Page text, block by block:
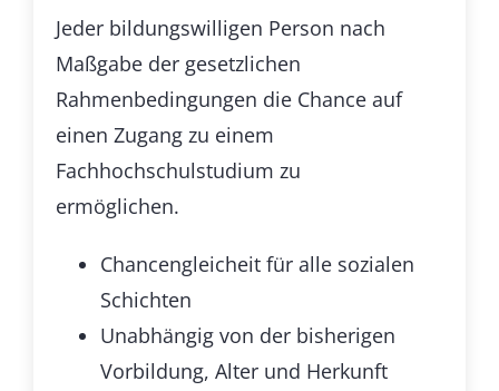
Jeder bildungswilligen Person nach
Maßgabe der gesetzlichen
Rahmenbedingungen die Chance auf
einen Zugang zu einem
Fachhochschulstudium zu
ermöglichen.
Chancengleicheit für alle sozialen
Schichten
Unabhängig von der bisherigen
Vorbildung, Alter und Herkunft